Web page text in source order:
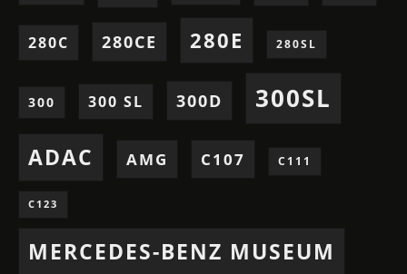
280C 280CE 280E 280SL
300 300 SL 300D 300SL
ADAC AMG C107 C111
C123
MERCEDES-BENZ MUSEUM